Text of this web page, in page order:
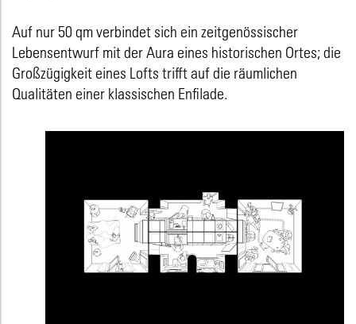
Auf nur 50 qm verbindet sich ein zeitgenössischer
Lebensentwurf mit der Aura eines historischen Ortes; die
Großzügigkeit eines Lofts trifft auf die räumlichen
Qualitäten einer klassischen Enfilade.